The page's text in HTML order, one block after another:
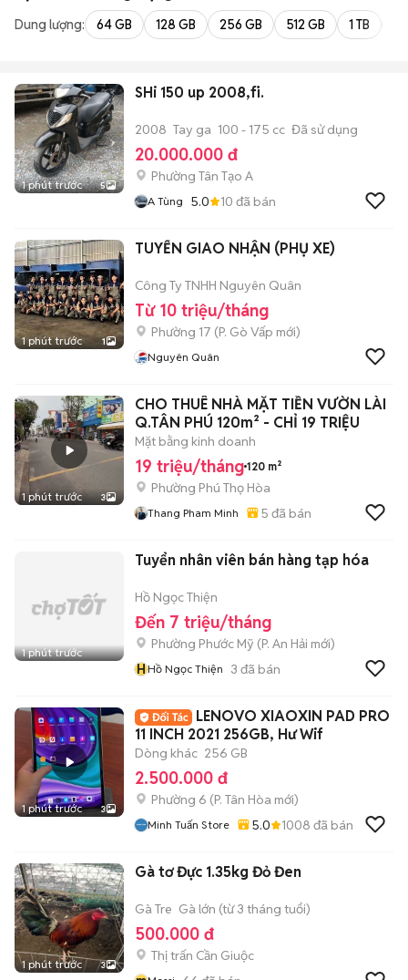
Dung lượng: 64 GB 128 GB 256 GB 512 GB 1 TB
1 phút trước 5
SHi 150 up 2008,fi.
2008 Tay ga 100 - 175 cc Đã sử dụng
20.000.000 đ
Phường Tân Tạo A
A Tùng 5.0 10 đã bán
1 phút trước 1
TUYỂN GIAO NHẬN (PHỤ XE)
Công Ty TNHH Nguyên Quân
Từ 10 triệu/tháng
Phường 17 (P. Gò Vấp mới)
Nguyên Quân
1 phút trước 3
CHO THUÊ NHÀ MẶT TIỀN VƯỜN LÀI
Q.TÂN PHÚ 120m² - CHỈ 19 TRIỆU
Mặt bằng kinh doanh
19 triệu/tháng 120 m²
Phường Phú Thọ Hòa
Thang Pham Minh 5 đã bán
1 phút trước
Tuyển nhân viên bán hàng tạp hóa
Hồ Ngọc Thiện
Đến 7 triệu/tháng
Phường Phước Mỹ (P. An Hải mới)
HHồ Ngọc Thiện 3 đã bán
1 phút trước 3
LENOVO XIAOXIN PAD PRO
11 INCH 2021 256GB, Hư Wif
Dòng khác 256 GB
2.500.000 đ
Phường 6 (P. Tân Hòa mới)
Minh Tuấn Store 5.0 1008 đã bán
1 phút trước 3
Gà tơ Đực 1.35kg Đỏ Đen
Gà Tre Gà lớn (từ 3 tháng tuổi)
500.000 đ
Thị trấn Cần Giuộc